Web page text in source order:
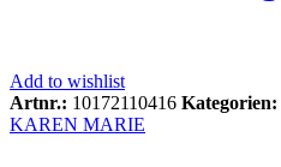
Add to wishlist
Artnr.: 10172110416 Kategorien:
KAREN MARIE